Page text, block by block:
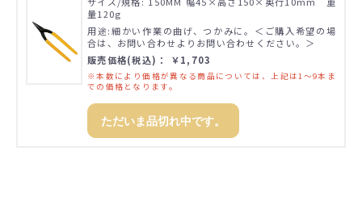
量120g
用途:細かい作業の曲げ、つかみに。＜ご購入希望の場
合は、お問い合わせよりお問い合わせください。＞
販売価格(税込)： ￥1,703
※本数により価格が異なる商品については、上記は1～9本ま
での価格となります。
ただいま品切れ中です。